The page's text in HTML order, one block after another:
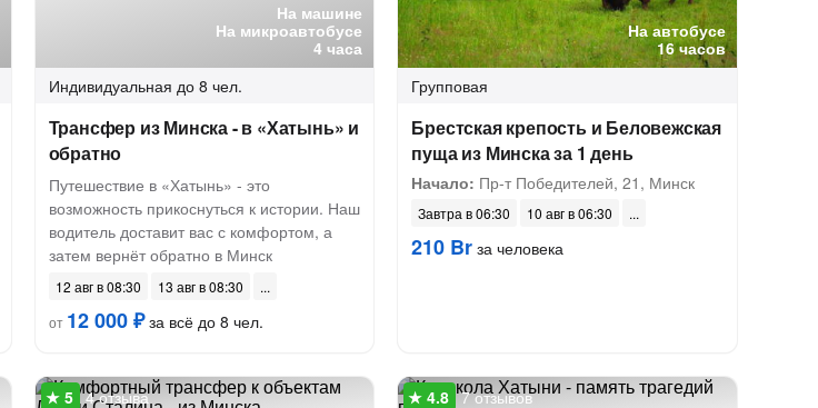
На машине
На микроавтобусе
4 часа
Индивидуальная до 8 чел.
Трансфер из Минска - в «Хатынь» и
обратно
Путешествие в «Хатынь» - это
возможность прикоснуться к истории. Наш
водитель доставит вас с комфортом, а
затем вернёт обратно в Минск
12 авг в 08:30
13 авг в 08:30
от 12 000 ₽за всё до 8 чел.
На автобусе
16 часов
Групповая
Брестская крепость и Беловежская
пуща из Минска за 1 день
Начало: Пр-т Победителей, 21, Минск
Завтра в 06:30 10 авг в 06:30
210 Br за человека
4 отзыва 7 отзывов